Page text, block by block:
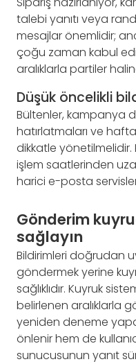
talebi yanıtı veya
mesajlar önemlidir;
çoğu zaman kabul
aralıklarla partiler
Düşük öncelikli
Bültenler, kampanya
hatırlatmaları ve
dikkatle
işlem saatlerinden
harici e-posta
Gönderim
sağlayın
Bildirimleri doğrudan
göndermek yerine
sağlıklıdır. Kuyruk
belirlenen aralıklarla
yeniden deneme
önlenir hem de
sunucusunun yanıt